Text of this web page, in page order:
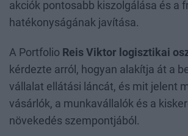
akciók pontosabb kiszolgálása és a
hatékonyságának javítása.
A Portfolio Reis Viktor logisztikai
kérdezte arról, hogyan alakítja át a
vállalat ellátási láncát, és mit jelent
vásárlók, a munkavállalók és a
növekedés szempontjából.